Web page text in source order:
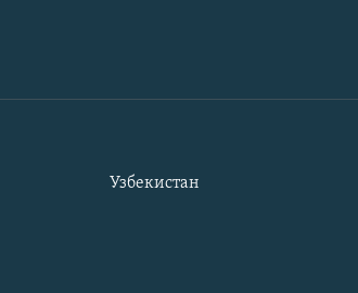
Узбекистан